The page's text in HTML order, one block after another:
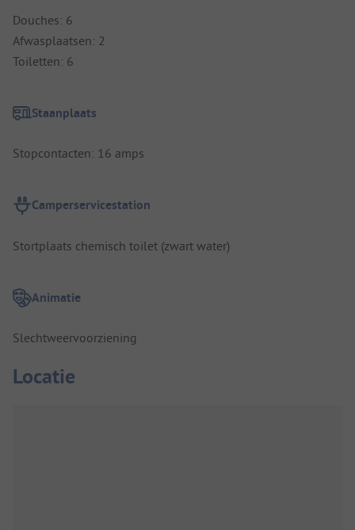
Douches: 6
Afwasplaatsen: 2
Toiletten: 6
Staanplaats
Stopcontacten: 16 amps
Camperservicestation
Stortplaats chemisch toilet (zwart water)
Animatie
Slechtweervoorziening
Locatie